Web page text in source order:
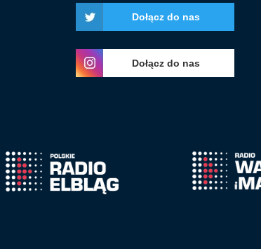
Dołącz do nas
Dołącz do nas